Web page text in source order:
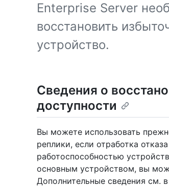
Enterprise Server
восстановить
устройство.
Сведения о
доступности
Вы можете использовать
реплики, если отработка
работоспособностью
основным устройством, вы
Дополнительные сведения см.